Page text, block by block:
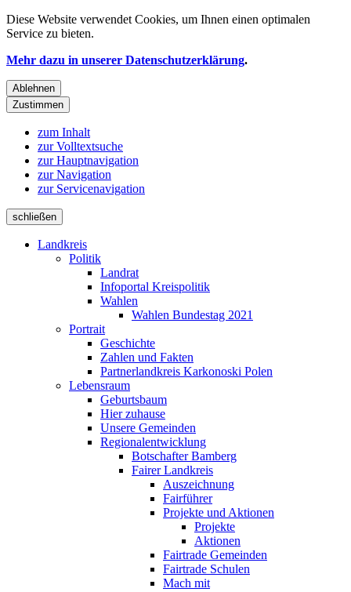
Diese Website verwendet Cookies, um Ihnen einen optimalen
Service zu bieten.
Mehr dazu in unserer Datenschutzerklärung.
Ablehnen
Zustimmen
zum Inhalt
zur Volltextsuche
zur Hauptnavigation
zur Navigation
zur Servicenavigation
schließen
Landkreis
Politik
Landrat
Infoportal Kreispolitik
Wahlen
Wahlen Bundestag 2021
Portrait
Geschichte
Zahlen und Fakten
Partnerlandkreis Karkonoski Polen
Lebensraum
Geburtsbaum
Hier zuhause
Unsere Gemeinden
Regionalentwicklung
Botschafter Bamberg
Fairer Landkreis
Auszeichnung
Fairführer
Projekte und Aktionen
Projekte
Aktionen
Fairtrade Gemeinden
Fairtrade Schulen
Mach mit